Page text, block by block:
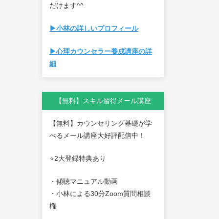
だけます^^
▶小林の詳しいプロフィール
▶心理カウンセラー養成講座の詳
細
【無料】スキル習得メール講座
【無料】カウンセリング基礎が学
べるメール講座大好評配信中！
⭐2大登録特典あり
・傾聴マニュアル動画
・小林による30分Zoom質問相談
権